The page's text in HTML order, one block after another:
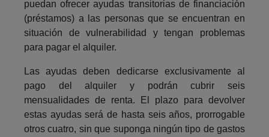
puedan ofrecer ayudas transitorias de financiación
(préstamos) a las personas que se encuentran en
situación de vulnerabilidad y tengan problemas
para pagar el alquiler.
Las ayudas deben dedicarse exclusivamente al
pago del alquiler y podrán cubrir seis
mensualidades de renta. El plazo para devolver
estas ayudas será de hasta seis años, prorrogable
otros cuatro, sin que suponga ningún tipo de gastos